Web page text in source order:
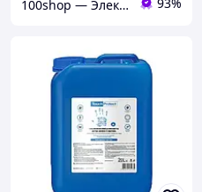
100shop — Электроника и расходники / маникюр и салоны красоты!